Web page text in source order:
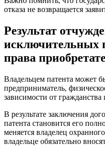
отказа не возвращается
Результат
исключительных
права
Владельцем патента может
предприниматель,
зависимости от
В результате заключения
патента становится его
меняется владелец
владельце обязательно